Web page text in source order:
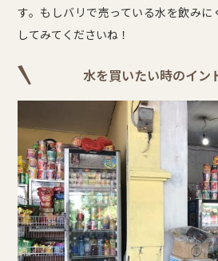
す。もしバリで売っている水を飲み
してみてくださいね！
水を買いたい時のイン